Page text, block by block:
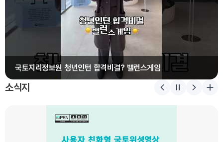
국토지리정보원 청년인턴 합격비결? 밸런스게임
소식지